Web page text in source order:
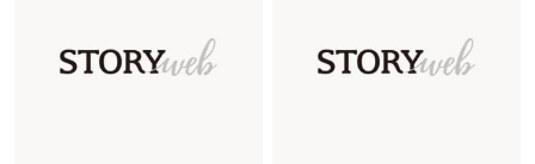
上野千鶴子先生が問い直す“理想の老後”の呪縛
【ジェンダー連載23】